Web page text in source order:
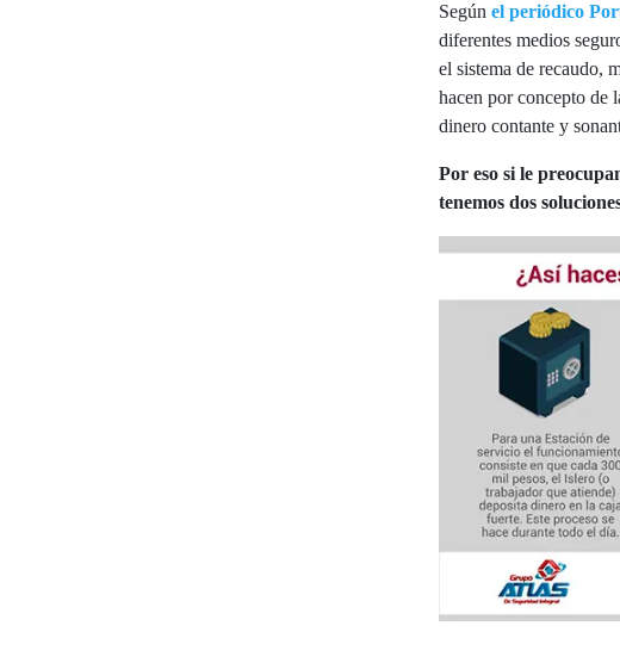
Según el periódico
diferentes medios
el sistema de recaudo,
hacen por concepto de
dinero contante y
Por eso si le
tenemos dos